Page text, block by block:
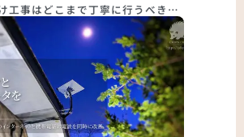
工事はどこまで丁寧に行うべき…